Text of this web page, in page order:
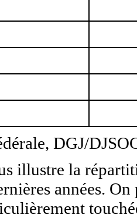
DGJ/
illustre la
années.